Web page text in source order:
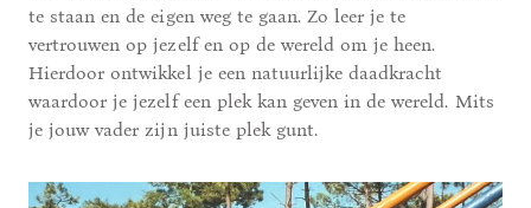
te staan en de eigen weg te gaan. Zo leer je te
vertrouwen op jezelf en op de wereld om je heen.
Hierdoor ontwikkel je een natuurlijke daadkracht
waardoor je jezelf een plek kan geven in de wereld. Mits
je jouw vader zijn juiste plek gunt.